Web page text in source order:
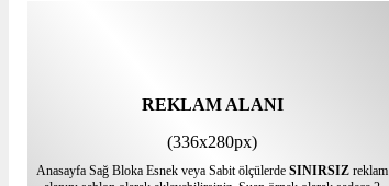
REKLAM ALANI
(336x280px)
Anasayfa Sağ Bloka Esnek veya Sabit ölçülerde SINIRSIZ reklam